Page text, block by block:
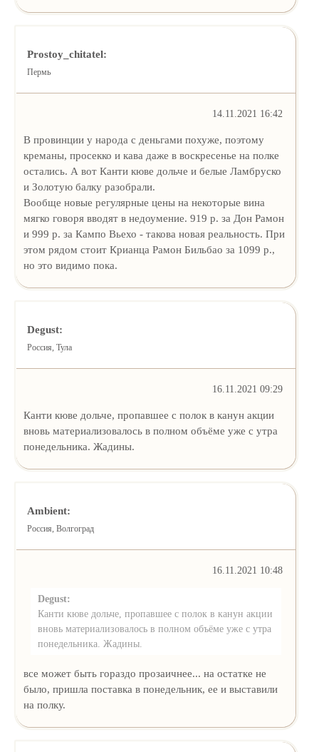
Prostoy_chitatel:
Пермь
14.11.2021 16:42
В провинции у народа с деньгами похуже, поэтому
креманы, просекко и кава даже в воскресенье на полке
остались. А вот Канти кюве дольче и белые Ламбруско
и Золотую балку разобрали.
Вообще новые регулярные цены на некоторые вина
мягко говоря вводят в недоумение. 919 р. за Дон Рамон
и 999 р. за Кампо Вьехо - такова новая реальность. При
этом рядом стоит Крианца Рамон Бильбао за 1099 р.,
но это видимо пока.
Degust:
Россия, Тула
16.11.2021 09:29
Канти кюве дольче, пропавшее с полок в канун акции
вновь материализовалось в полном объёме уже с утра
понедельника. Жадины.
Ambient:
Россия, Волгоград
16.11.2021 10:48
Degust:
Канти кюве дольче, пропавшее с полок в канун акции
вновь материализовалось в полном объёме уже с утра
понедельника. Жадины.
все может быть гораздо прозаичнее... на остатке не
было, пришла поставка в понедельник, ее и выставили
на полку.